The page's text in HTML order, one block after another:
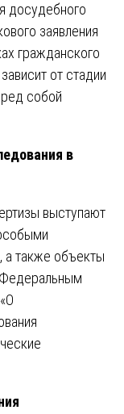
досудебного
заявления
гражданского
от стадии
собой
в
выступают
а также объекты